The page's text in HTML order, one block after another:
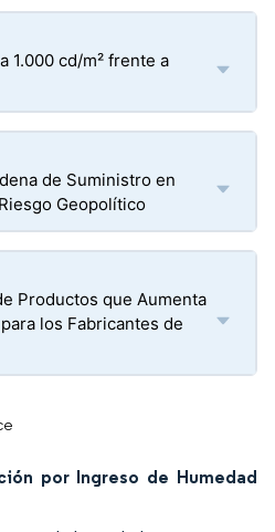
1.000 cd/m² frente a
de Suministro en
Geopolítico
Productos que Aumenta
los Fabricantes de
por Ingreso de Humedad